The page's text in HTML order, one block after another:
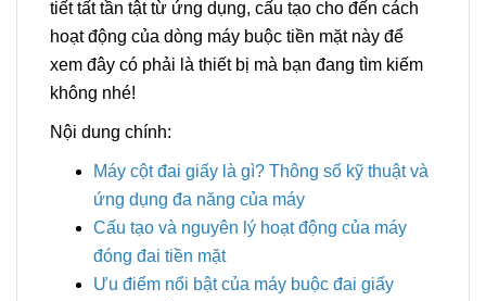
tiết tất tần tật từ ứng dụng, cấu tạo cho đến cách
hoạt động của dòng máy buộc tiền mặt này để
xem đây có phải là thiết bị mà bạn đang tìm kiếm
không nhé!
Nội dung chính:
Máy cột đai giấy là gì? Thông số kỹ thuật và
ứng dụng đa năng của máy
Cấu tạo và nguyên lý hoạt động của máy
đóng đai tiền mặt
Ưu điểm nổi bật của máy buộc đai giấy